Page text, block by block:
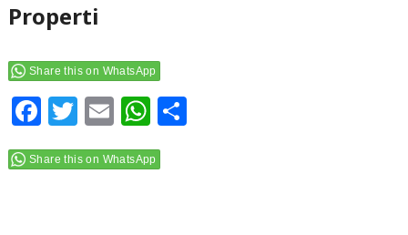
Properti
Share this on WhatsApp
F
a
c
T
w
itt
E
m
ai
W
h
at
S
Share this on WhatsApp